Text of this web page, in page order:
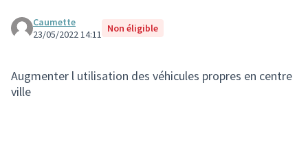
Caumette
23/05/2022 14:11 Non éligible
Augmenter l utilisation des véhicules propres en centre
ville